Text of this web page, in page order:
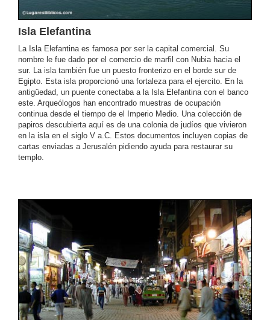
Isla Elefantina
La Isla Elefantina es famosa por ser la capital comercial. Su
nombre le fue dado por el comercio de marfil con Nubia hacia el
sur. La isla también fue un puesto fronterizo en el borde sur de
Egipto. Esta isla proporcionó una fortaleza para el ejercito. En la
antigüedad, un puente conectaba a la Isla Elefantina con el banco
este. Arqueólogos han encontrado muestras de ocupación
continua desde el tiempo de el Imperio Medio. Una colección de
papiros descubierta aquí es de una colonia de judíos que vivieron
en la isla en el siglo V a.C. Estos documentos incluyen copias de
cartas enviadas a Jerusalén pidiendo ayuda para restaurar su
templo.